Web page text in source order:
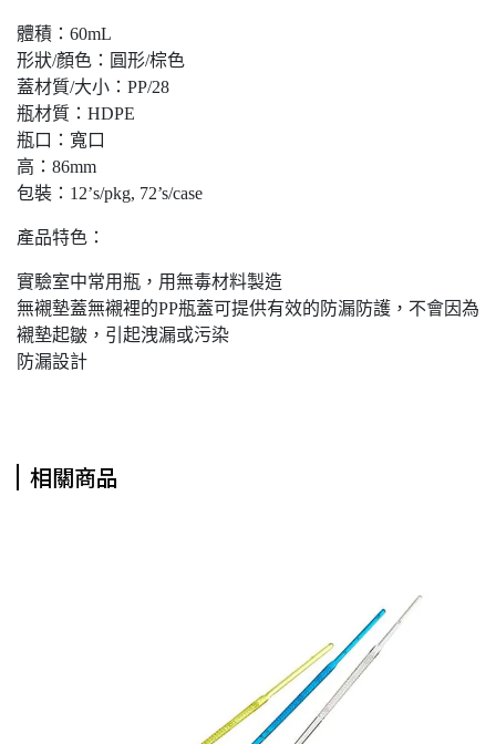
體積：60mL
形狀/顏色：圓形/棕色
蓋材質/大小：PP/28
瓶材質：HDPE
瓶口：寬口
高：86mm
包裝：12’s/pkg, 72’s/case
產品特色：
實驗室中常用瓶，用無毒材料製造
無襯墊蓋無襯裡的PP瓶蓋可提供有效的防漏防護，不會因為
襯墊起皺，引起洩漏或污染
防漏設計
相關商品